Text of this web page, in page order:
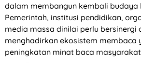
dalam membangun kembali budaya
Pemerintah, institusi pendidikan,
media massa dinilai perlu bersinergi
menghadirkan ekosistem membaca
peningkatan minat baca